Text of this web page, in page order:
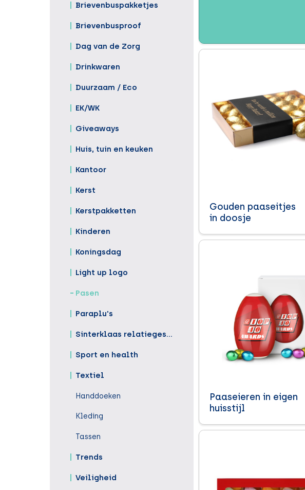
Brievenbuspakketjes
Brievenbusproof
Dag van de Zorg
Drinkwaren
Duurzaam / Eco
EK/WK
Giveaways
Huis, tuin en keuken
Kantoor
Kerst
Kerstpakketten
Kinderen
Koningsdag
Light up logo
Pasen
Paraplu's
Sinterklaas relatiegeschenken
Sport en health
Textiel
Handdoeken
Kleding
Tassen
Trends
Veiligheid
Gouden paaseitjes
in doosje
Paaseieren in eigen
huisstijl